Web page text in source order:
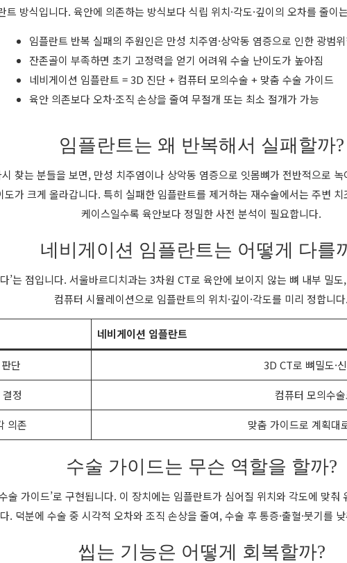
트 방식입니다. 육안에 의존하는 방식보다 식립 위치·각도·깊이의 오차를 줄이
임플란트 반복 실패의 주원인은 만성 치주염·상악동 염증으로 인한 광범
잔존골이 부족하면 초기 고정력을 얻기 어려워 수술 난이도가 높아짐
네비게이션 임플란트 = 3D 진단 + 컴퓨터 모의수술 + 맞춤 수술 가이드
육안 의존보다 오차·조직 손상을 줄여 무절개 또는 최소 절개가 가능
임플란트는 왜 반복해서 실패할까?
찾는 분들을 보면, 만성 치주염이나 상악동 염증으로 잇몸뼈가 전반적으로
가 크게 올라갑니다. 특히 실패한 임플란트를 제거하는 재수술에서는 주변
케이스일수록 육안보다 정밀한 사전 분석이 필요합니다.
네비게이션 임플란트는 어떻게 다를
’는 점입니다. 서울바르디치과는 3차원 CT로 육안에 보이지 않는 뼈 내부 밀
컴퓨터 시뮬레이션으로 임플란트의 위치·깊이·각도를 미리 정합니다.
네비게이션 임플란트
단 3D CT로 뼈밀도·
정 컴퓨터 모의수
의존 맞춤 가이드로 계획대
수술 가이드는 무슨 역할을 할까?
술 가이드’로 구현됩니다. 이 장치에는 임플란트가 심어질 위치와 각도에 맞
. 덕분에 수술 중 시각적 오차와 조직 손상을 줄여, 수술 후 통증·출혈·붓기를
씹는 기능은 어떻게 회복할까?